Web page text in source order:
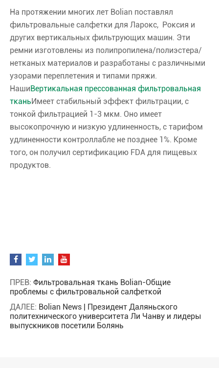
На протяжении многих лет Bolian поставлял
фильтровальные салфетки для Ларокс, Роксия и
других вертикальных фильтрующих машин. Эти
ремни изготовлены из полипропилена/полиэстера/
нетканых материалов и разработаны с различными
узорами переплетения и типами пряжи.
НашиВертикальная прессованная фильтровальная
ткань Имеет стабильный эффект фильтрации, с
тонкой фильтрацией 1-3 мкм. Оно имеет
высокопрочную и низкую удлиненность, с тарифом
удлиненности контроллабле не позднее 1%. Кроме
того, он получил сертификацию FDA для пищевых
продуктов.
ПРЕВ: Фильтровальная ткань Bolian-Общие
проблемы с фильтровальной салфеткой
ДАЛЕЕ: Bolian News | Президент Даляньского
политехнического университета Ли Чанву и лидеры
выпускников посетили Болянь